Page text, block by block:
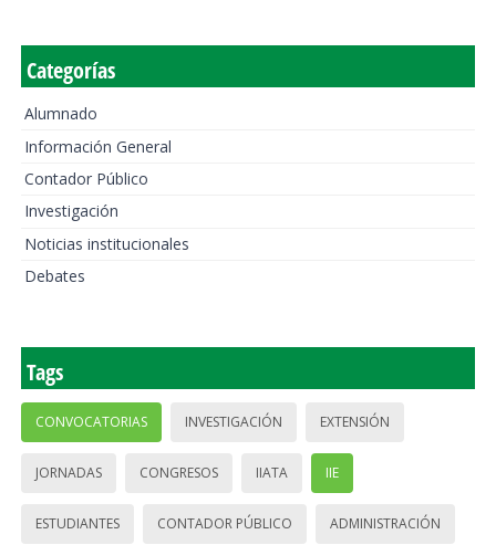
Categorías
Alumnado
Información General
Contador Público
Investigación
Noticias institucionales
Debates
Tags
CONVOCATORIAS INVESTIGACIÓN EXTENSIÓN
JORNADAS CONGRESOS IIATA IIE
ESTUDIANTES CONTADOR PÚBLICO ADMINISTRACIÓN